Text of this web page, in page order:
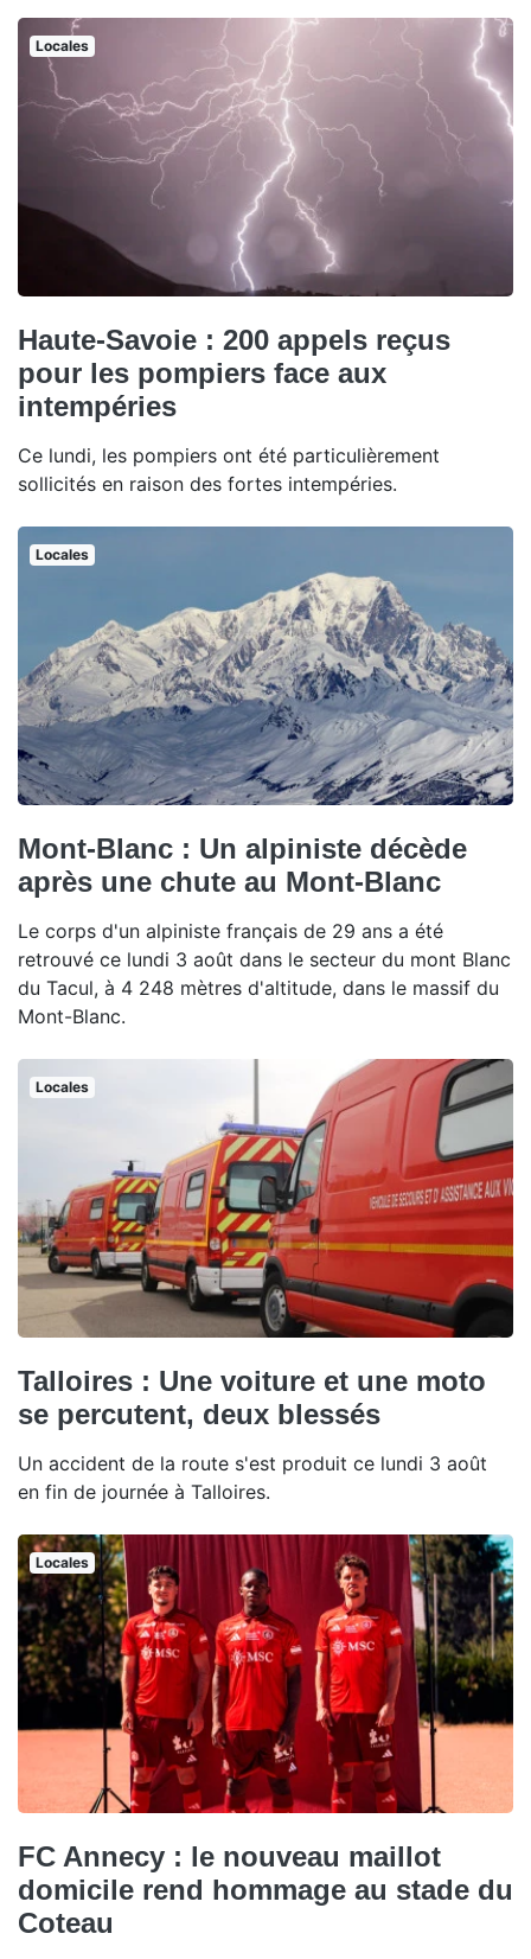
Locales
Haute-Savoie : 200 appels reçus
pour les pompiers face aux
intempéries
Ce lundi, les pompiers ont été particulièrement
sollicités en raison des fortes intempéries.
Locales
Mont-Blanc : Un alpiniste décède
après une chute au Mont-Blanc
Le corps d'un alpiniste français de 29 ans a été
retrouvé ce lundi 3 août dans le secteur du mont Blanc
du Tacul, à 4 248 mètres d'altitude, dans le massif du
Mont-Blanc.
Locales
Talloires : Une voiture et une moto
se percutent, deux blessés
Un accident de la route s'est produit ce lundi 3 août
en fin de journée à Talloires.
Locales
FC Annecy : le nouveau maillot
domicile rend hommage au stade du
Coteau